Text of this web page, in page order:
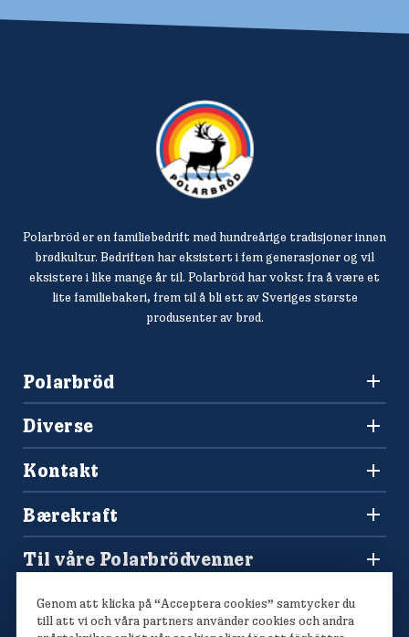
Polarbröd er en familiebedrift med hundreårige tradisjoner innen
brødkultur. Bedriften har eksistert i fem generasjoner og vil
eksistere i like mange år til. Polarbröd har vokst fra å være et
lite familiebakeri, frem til å bli ett av Sveriges største
produsenter av brød.
Polarbröd
+47 477 00 266
salg@finkrogh.no
Diverse
Oppskrifter
Våre brød
Kontakt
Spørsmål og svar
Bærekraft
Polarmetoden
Til våre Polarbrödvenner
Konkurranser
Genom att klicka på “Acceptera cookies” samtycker du
till att vi och våra partners använder cookies och andra